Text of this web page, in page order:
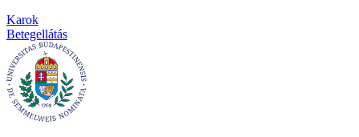
Karok
Betegellátás